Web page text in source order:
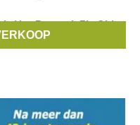
Van Bommel,Fly Girl,